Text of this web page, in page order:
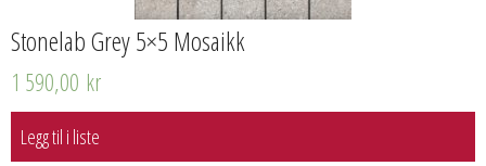
Stonelab Grey 5×5 Mosaikk
1 590,00 kr
Legg til i liste